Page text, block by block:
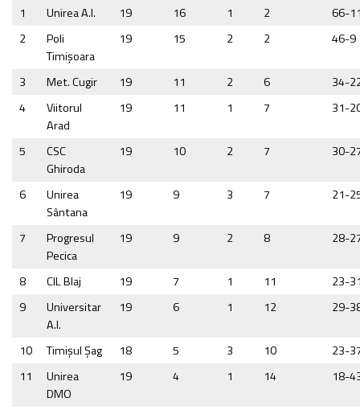
1
Unirea A.I. 19 16 1 2
66-
2
Poli
Timişoara
19 15 2 2 46-9
3 Met. Cugir 19 11 2 6
34-
4
Viitorul
Arad
19 11 1 7 31-
5
CSC
Ghiroda
19 10 2 7 30-
6
Unirea
Sântana
19 9 3 7 21-
7
Progresul
Pecica
19 9 2 8 28-
8 CIL Blaj 19 7 1 11
23-
9
Universitar
A.I.
19 6 1 12 29-
10 Timişul Şag 18 5 3 10
23-
11
Unirea
DMO
19 4 1 14 18-